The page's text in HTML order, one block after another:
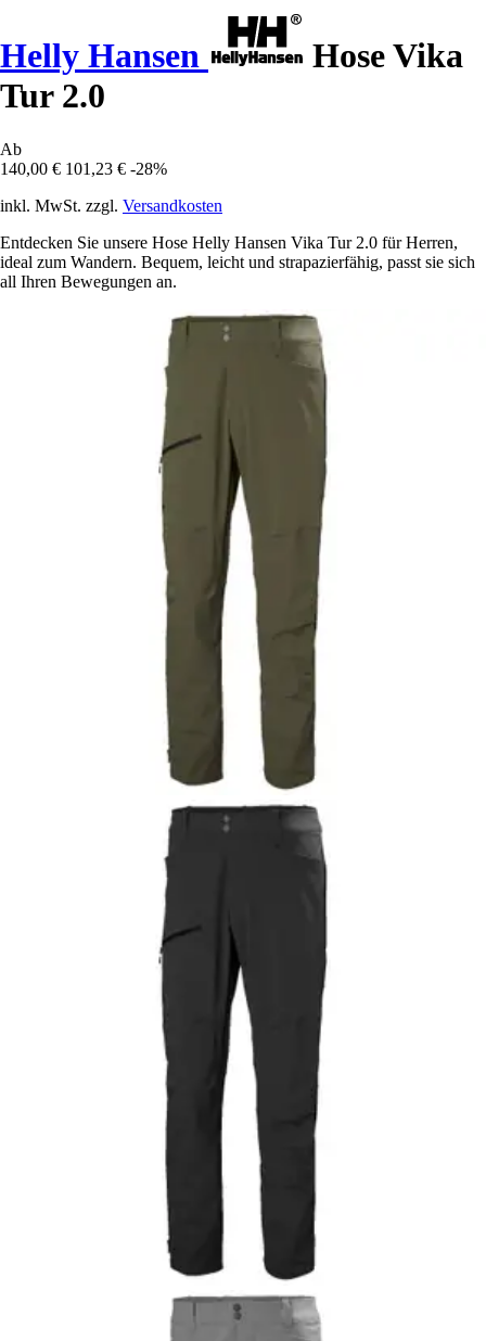
Helly Hansen
Hose Vika
Tur 2.0
Ab
140,00 € 101,23 € -28%
inkl. MwSt. zzgl. Versandkosten
Entdecken Sie unsere Hose Helly Hansen Vika Tur 2.0 für Herren,
ideal zum Wandern. Bequem, leicht und strapazierfähig, passt sie sich
all Ihren Bewegungen an.